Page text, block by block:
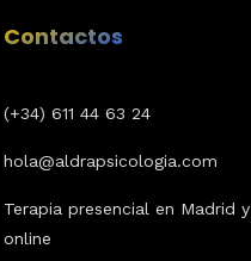
Contactos
(+34) 611 44 63 24
hola@aldrapsicologia.com
Terapia presencial en Madrid y
online